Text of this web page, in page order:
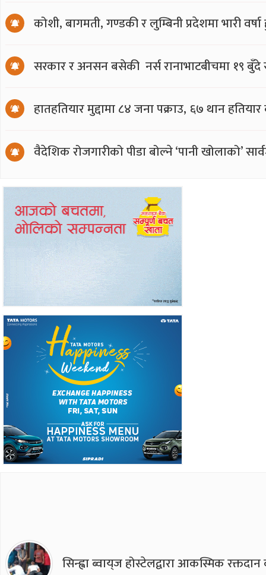
कोशी, बागमती, गण्डकी र लुम्बिनी प्रदेशमा भारी
सरकार र अनसन बसेकी नर्स रानाभाटबीचमा १९
हातहतियार मुद्दामा ८४ जना पक्राउ, ६७ थान
वैदेशिक रोजगारीको पीडा बोल्ने ‘पानी खोलाको’
सिन्ह्वा ब्वाय्‌ज होस्टेलद्वारा आकस्मिक